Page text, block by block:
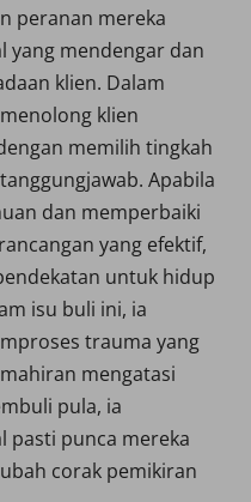
peranan mereka
yang mendengar dan
klien. Dalam
klien
memilih tingkah
Apabila
dan memperbaiki
yang efektif,
untuk hidup
isu buli ini, ia
trauma yang
mengatasi
pula, ia
pasti punca mereka
corak pemikiran